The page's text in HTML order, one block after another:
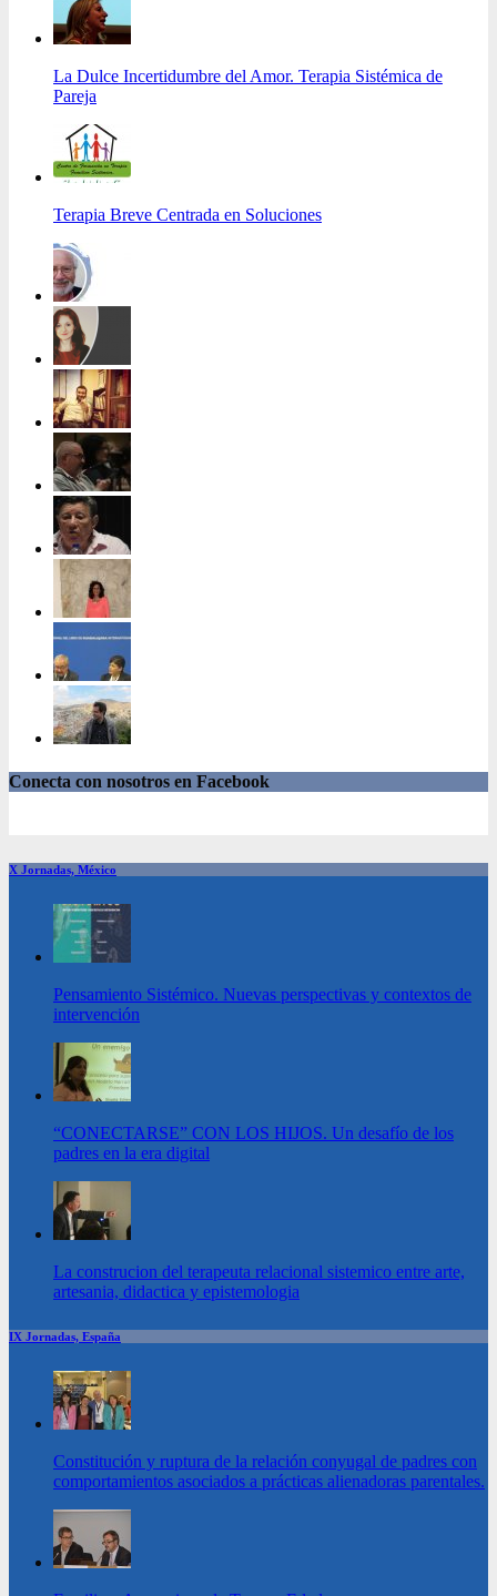
La Dulce Incertidumbre del Amor. Terapia Sistémica de
Pareja
Terapia Breve Centrada en Soluciones
Conecta con nosotros en Facebook
X Jornadas, México
Pensamiento Sistémico. Nuevas perspectivas y contextos de
intervención
“CONECTARSE” CON LOS HIJOS. Un desafío de los
padres en la era digital
La construcion del terapeuta relacional sistemico entre arte,
artesania, didactica y epistemologia
IX Jornadas, España
Constitución y ruptura de la relación conyugal de padres con
comportamientos asociados a prácticas alienadoras parentales.